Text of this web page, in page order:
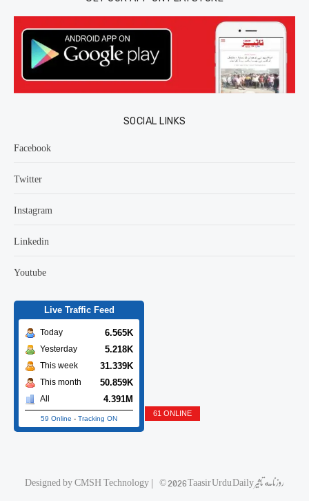
SOCIAL LINKS
Facebook
Twitter
Instagram
Linkedin
Youtube
Live Traffic Feed
Today 6.565K
Yesterday 5.218K
This week 31.339K
This month 50.859K
All 4.391M
59 Online - Tracking ON
61 ONLINE
Designed byCMSH Technology| © 2026 Taasir Urdu Daily روزنامه تاثیر